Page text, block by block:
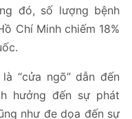
đó, số lượng bệnh
Chí Minh chiếm 18%
“cửa ngõ” dẫn đến
hưởng đến sự phát
như đe dọa đến sự